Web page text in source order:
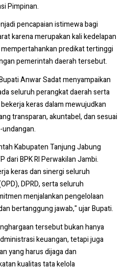
Pimpinan.
pencapaian istimewa bagi
karena merupakan kali kedelapan
predikat tertinggi
pemerintah daerah tersebut.
Anwar Sadat menyampaikan
seluruh perangkat daerah serta
keras dalam mewujudkan
transparan, akuntabel, dan sesuai
Kabupaten Tanjung Jabung
dari BPK RI Perwakilan Jambi.
keras dan sinergi seluruh
DPRD, serta seluruh
menjalankan pengelolaan
bertanggung jawab," ujar Bupati.
tersebut bukan hanya
keuangan, tetapi juga
yang harus dijaga dan
kualitas tata kelola